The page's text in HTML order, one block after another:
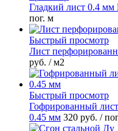
Гладкий лист 0.4 мм
пог. м
Быстрый просмотр
Лист
руб. / м2
Быстрый просмотр
Гофрированный
0.45 мм 320 руб. /